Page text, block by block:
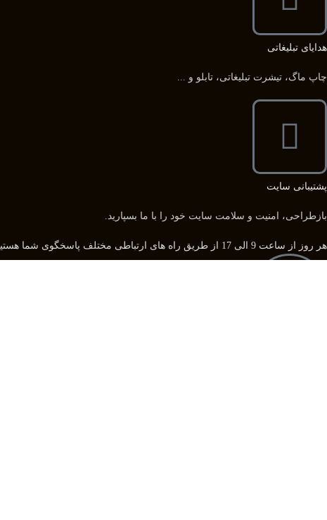
هدایای تبلیغاتی
چاپ ماگ، تیشرت تبلیغاتی، تابلو و ...
پشتیبانی سایت
بازطراحی، امنیت و سلامت سایت خود را با ما بسپارید.
هر روز از ساعت 9 الی 17 از طریق راه های ارتباطی مختلف پاسخگوی شما هستیم و بعد از آن از طریق تلگرام و واتس اپ میتوانید با ما در تماس باشید.